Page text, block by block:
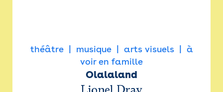
théâtre musique arts visuels
à
voir en famille
Olalaland